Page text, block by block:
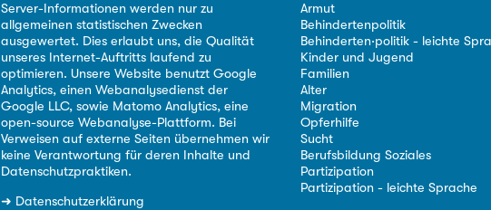
Server-Informationen werden nur zu
allgemeinen statistischen Zwecken
ausgewertet. Dies erlaubt uns, die Qualität
unseres Internet-Auftritts laufend zu
optimieren. Unsere Website benutzt Google
Analytics, einen Webanalysedienst der
Google LLC, sowie Matomo Analytics, eine
open-source Webanalyse-Plattform. Bei
Verweisen auf externe Seiten übernehmen wir
keine Verantwortung für deren Inhalte und
Datenschutzpraktiken.
➜ Datenschutzerklärung
Armut
Behindertenpolitik
Behinderten·politik - leichte
Kinder und Jugend
Familien
Alter
Migration
Opferhilfe
Sucht
Berufsbildung Soziales
Partizipation
Partizipation - leichte Sprache